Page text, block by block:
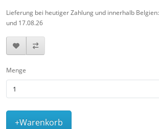
Lieferung bei heutiger Zahlung und innerhalb
und 17.08.26
Menge
+Warenkorb